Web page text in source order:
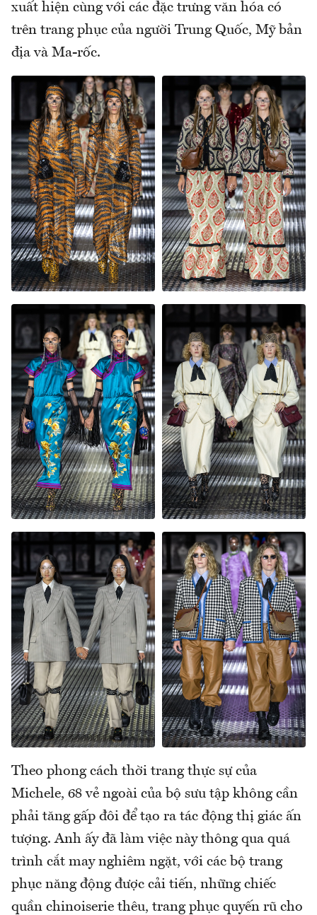
xuất hiện cùng với các đặc trưng văn hóa có
trên trang phục của người Trung Quốc, Mỹ bản
địa và Ma-rốc.
Theo phong cách thời trang thực sự của
Michele, 68 vẻ ngoài của bộ sưu tập không cần
phải tăng gấp đôi để tạo ra tác động thị giác ấn
tượng. Anh ấy đã làm việc này thông qua quá
trình cắt may nghiêm ngặt, với các bộ trang
phục năng động được cải tiến, những chiếc
quần chinoiserie thêu, trang phục quyến rũ cho